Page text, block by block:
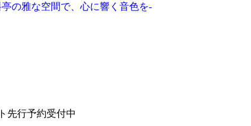
の雅な空間で、心に響く音色を-
先行予約受付中